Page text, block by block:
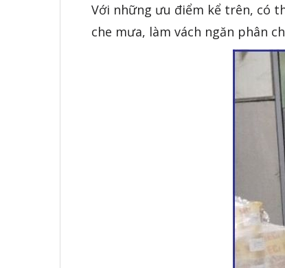
Với những ưu điểm kể trên, có
che mưa, làm vách ngăn phân